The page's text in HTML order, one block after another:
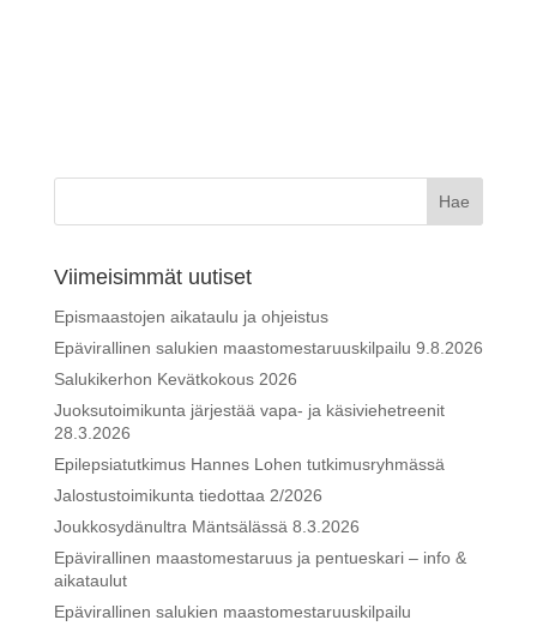
Viimeisimmät uutiset
Epismaastojen aikataulu ja ohjeistus
Epävirallinen salukien maastomestaruuskilpailu 9.8.2026
Salukikerhon Kevätkokous 2026
Juoksutoimikunta järjestää vapa- ja käsiviehetreenit
28.3.2026
Epilepsiatutkimus Hannes Lohen tutkimusryhmässä
Jalostustoimikunta tiedottaa 2/2026
Joukkosydänultra Mäntsälässä 8.3.2026
Epävirallinen maastomestaruus ja pentueskari – info &
aikataulut
Epävirallinen salukien maastomestaruuskilpailu